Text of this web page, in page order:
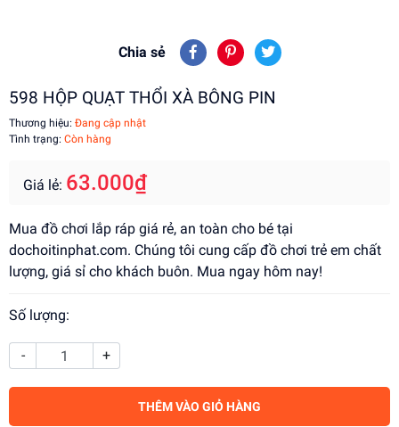
Chia sẻ
598 HỘP QUẠT THỔI XÀ BÔNG PIN
Thương hiệu: Đang cập nhật
Tình trạng: Còn hàng
Giá lẻ: 63.000₫
Mua đồ chơi lắp ráp giá rẻ, an toàn cho bé tại
dochoitinphat.com. Chúng tôi cung cấp đồ chơi trẻ em chất
lượng, giá sỉ cho khách buôn. Mua ngay hôm nay!
Số lượng:
- +
THÊM VÀO GIỎ HÀNG